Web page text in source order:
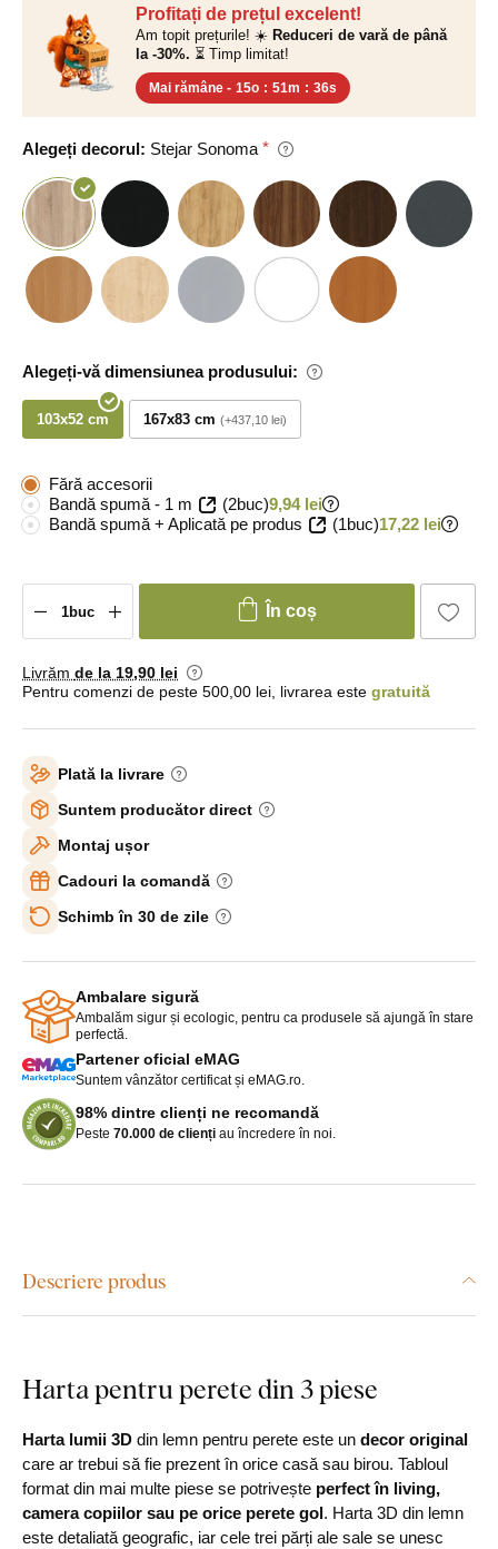
Profitați de prețul excelent!
Am topit prețurile! ☀️ Reduceri de vară de până
la -30%. ⏳ Timp limitat!
Mai rămâne - 15o : 51m : 35s
Alegeți decorul: Stejar Sonoma
Alegeți-vă dimensiunea produsului:
103x52 cm 167x83 cm +437,10 lei
Fără accesorii
Bandă spumă - 1 m
(2buc)9,94 lei
Bandă spumă + Aplicată pe produs
(1buc)17,22 lei
În coș
Livrăm de la 19,90 lei
Pentru comenzi de peste 500,00 lei, livrarea este gratuită
Plată la livrare
Suntem producător direct
Montaj ușor
Cadouri la comandă
Schimb în 30 de zile
Ambalare sigură
Ambalăm sigur și ecologic, pentru ca produsele să ajungă în stare
perfectă.
Partener oficial eMAG
Suntem vânzător certificat și eMAG.ro.
98% dintre clienți ne recomandă
Peste 70.000 de clienți au încredere în noi.
Descriere produs
Harta pentru perete din 3 piese
Harta lumii 3D din lemn pentru perete este un decor original
care ar trebui să fie prezent în orice casă sau birou. Tabloul
format din mai multe piese se potrivește perfect în living,
camera copiilor sau pe orice perete gol. Harta 3D din lemn
este detaliată geografic, iar cele trei părți ale sale se unesc